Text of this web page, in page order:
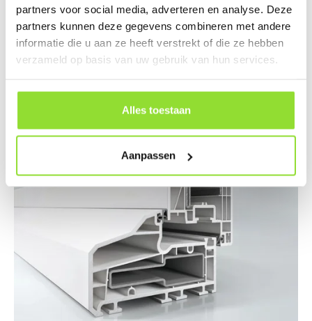
partners voor social media, adverteren en analyse. Deze
partners kunnen deze gegevens combineren met andere
informatie die u aan ze heeft verstrekt of die ze hebben
verzameld op basis van uw gebruik van hun services.
Alles toestaan
Aanpassen
hun vorm en kleur, zelfs na jaren van blootstelling aan
zon, regen of wind. Ze blijven er als nieuw uitzien zonder
dat je veel tijd hoeft te besteden aan onderhoud